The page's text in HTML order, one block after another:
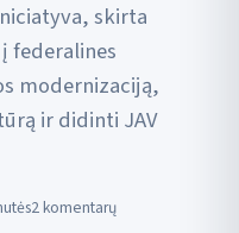
skirta
federalines
modernizaciją,
ir didinti JAV
2 komentarų